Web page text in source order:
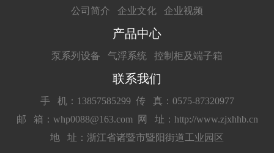
公司简介 企业文化 企业视频
产品中心
泵系列设备 气浮系统 控制柜及端子箱
联系我们
手 机：13857585299 传 真：0575-87320977
邮 箱：whp0088@163.com
网 址：http://www.zjxhhb.cn
地 址：浙江省诸暨市暨阳街道工业园区